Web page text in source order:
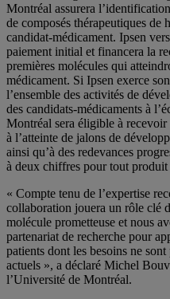
Montréal assurera
de composés thérapeutiques de
candidat-médicament. Ipsen
paiement initial et financera la
premières molécules qui
médicament. Si Ipsen exerce
l’ensemble des activités de
des candidats-médicaments à
Montréal sera éligible à recevoir
à l’atteinte de jalons de
ainsi qu’à des redevances
à deux chiffres pour tout produit
« Compte tenu de l’expertise
collaboration jouera un rôle clé
molécule prometteuse et nous
partenariat de recherche pour
patients dont les besoins ne
actuels », a déclaré Michel
l’Université de Montréal.